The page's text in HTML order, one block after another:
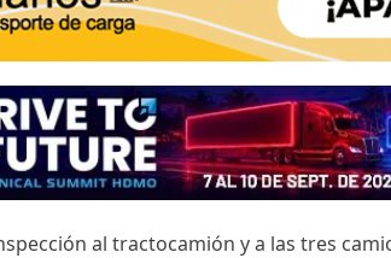
al tractocamión y a las tres